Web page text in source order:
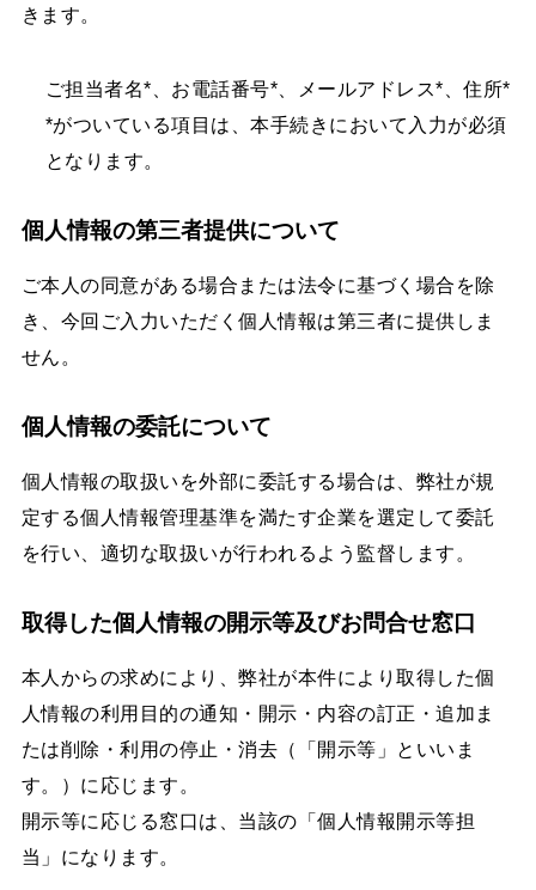
きます。
ご担当者名*、お電話番号*、メールアドレス*、住所*
*がついている項目は、本手続きにおいて入力が必須
となります。
個人情報の第三者提供について
ご本人の同意がある場合または法令に基づく場合を除
き、今回ご入力いただく個人情報は第三者に提供しま
せん。
個人情報の委託について
個人情報の取扱いを外部に委託する場合は、弊社が規
定する個人情報管理基準を満たす企業を選定して委託
を行い、適切な取扱いが行われるよう監督します。
取得した個人情報の開示等及びお問合せ窓口
本人からの求めにより、弊社が本件により取得した個
人情報の利用目的の通知・開示・内容の訂正・追加ま
たは削除・利用の停止・消去（「開示等」といいま
す。）に応じます。
開示等に応じる窓口は、当該の「個人情報開示等担
当」になります。